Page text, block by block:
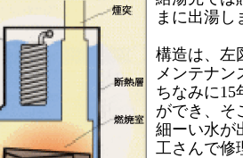
まに出湯し
構造は、左
メンテナン
ちなみに15
ができ、そ
細ーい水が
工さんで修